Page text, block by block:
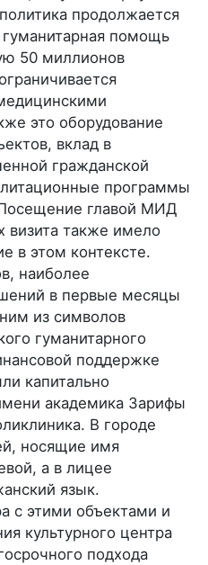
продолжается
помощь
50 миллионов
это оборудование
вклад в
гражданской
программы
главой МИД
визита также имело
в этом контексте.
наиболее
в первые месяцы
из символов
гуманитарного
поддержке
капитально
академика Зарифы
В городе
носящие имя
а в лицее
язык.
с этими объектами и
культурного центра
подхода